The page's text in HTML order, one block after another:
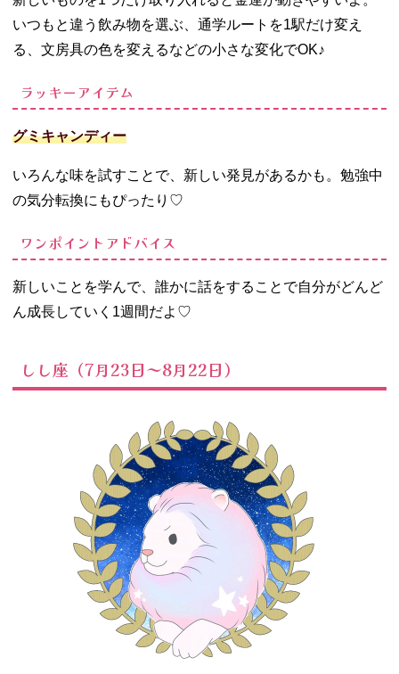
いつもと違う飲み物を選ぶ、通学ルートを1駅だけ変え
る、文房具の色を変えるなどの小さな変化でOK♪
ラッキーアイテム
グミキャンディー
いろんな味を試すことで、新しい発見があるかも。勉強中
の気分転換にもぴったり ♡
ワンポイントアドバイス
新しいことを学んで、誰かに話をすることで自分がどんど
ん成長していく 1週間だよ ♡
しし座（7月23日～8月22日）